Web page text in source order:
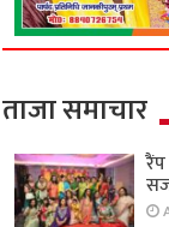
ताजा समाचार